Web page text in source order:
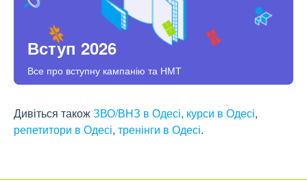
Вступ 2026
Все про вступну кампанію та НМТ
Дивіться такожЗВО/ВНЗ в Одесі, курси в Одесі,
репетитори в Одесі, тренінги в Одесі.